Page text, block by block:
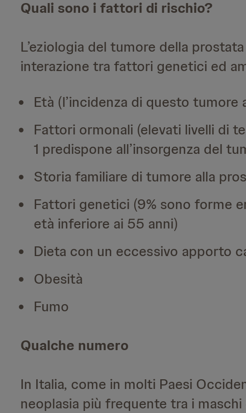
Quali sono i fattori di rischio?
L’eziologia del tumore della
interazione tra fattori genetici ed
Età (l’incidenza di questo tumore
Fattori ormonali (elevati livelli di
1 predispone all’insorgenza del
Storia familiare di tumore alla
Fattori genetici (9% sono forme
età inferiore ai 55 anni)
Dieta con un eccessivo apporto
Obesità
Fumo
Qualche numero
In Italia, come in molti Paesi
neoplasia più frequente tra i